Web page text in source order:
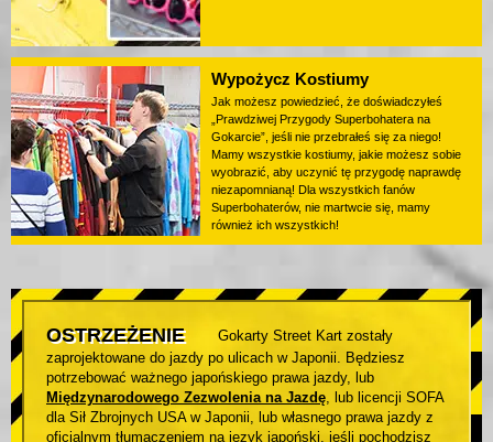
Wypożycz Kostiumy
Jak możesz powiedzieć, że doświadczyłeś
„Prawdziwej Przygody Superbohatera na
Gokarcie”, jeśli nie przebrałeś się za niego!
Mamy wszystkie kostiumy, jakie możesz sobie
wyobrazić, aby uczynić tę przygodę naprawdę
niezapomnianą! Dla wszystkich fanów
Superbohaterów, nie martwcie się, mamy
również ich wszystkich!
OSTRZEŻENIE
Gokarty Street Kart zostały
zaprojektowane do jazdy po ulicach w Japonii. Będziesz
potrzebować ważnego japońskiego prawa jazdy, lub
Międzynarodowego Zezwolenia na Jazdę, lub licencji SOFA
dla Sił Zbrojnych USA w Japonii, lub własnego prawa jazdy z
oficjalnym tłumaczeniem na język japoński, jeśli pochodzisz